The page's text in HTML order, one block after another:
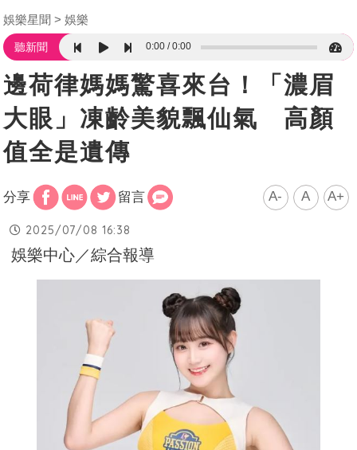
娛樂星聞 娛樂
聽新聞 0:00 0:00
邊荷律媽媽驚喜來台！「濃眉
大眼」凍齡美貌飄仙氣 高顏
值全是遺傳
分享 留言 A- A A+
2025/07/08 16:38
娛樂中心／綜合報導